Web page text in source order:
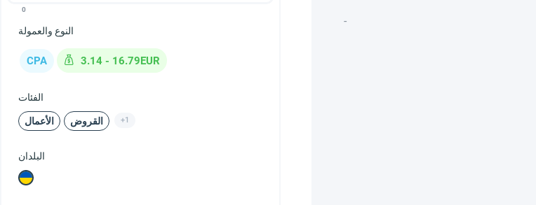
0
النوع والعمولة
CPA 3.14 - 16.79EUR
الفئات
الأعمال القروض +1
البلدان
-